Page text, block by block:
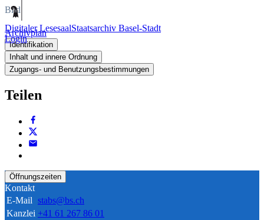
Digitaler LesesaalStaatsarchiv Basel-Stadt
Login
Bild
Archivplan
Identifikation
Inhalt und innere Ordnung
Zugangs- und Benutzungsbestimmungen
Teilen
Öffnungszeiten
Kontakt
E-Mail stabs@bs.ch
Kanzlei +41 61 267 86 01